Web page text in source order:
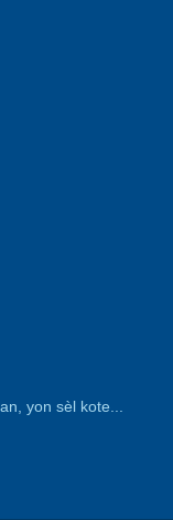
yon sèl kote...